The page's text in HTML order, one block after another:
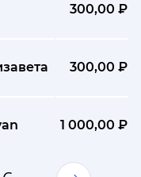
300,00 ₽
300,00 ₽
1 000,00 ₽